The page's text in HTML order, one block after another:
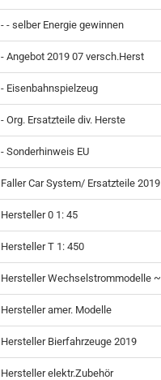
- - selber Energie gewinnen
- Angebot 2019 07 versch.Herst
- Eisenbahnspielzeug
- Org. Ersatzteile div. Herste
- Sonderhinweis EU
Faller Car System/ Ersatzteile 2019
Hersteller 0 1: 45
Hersteller T 1: 450
Hersteller Wechselstrommodelle ~
Hersteller amer. Modelle
Hersteller Bierfahrzeuge 2019
Hersteller elektr.Zubehör